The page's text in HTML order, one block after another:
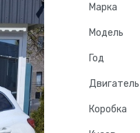
Марка
Модель
Год
Двигатель
Коробка